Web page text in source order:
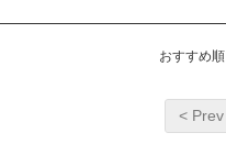
おすすめ順
< Prev